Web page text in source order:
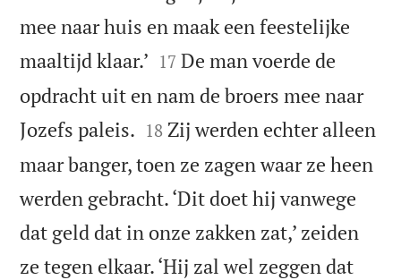
mee naar huis en maak een feestelijke
maaltijd klaar.’ 

17 De man voerde de
opdracht uit en nam de broers mee naar
Jozefs paleis. 

18 Zij werden echter alleen
maar banger, toen ze zagen waar ze heen
werden gebracht. ‘Dit doet hij vanwege
dat geld dat in onze zakken zat,’ zeiden
ze tegen elkaar. ‘Hij zal wel zeggen dat